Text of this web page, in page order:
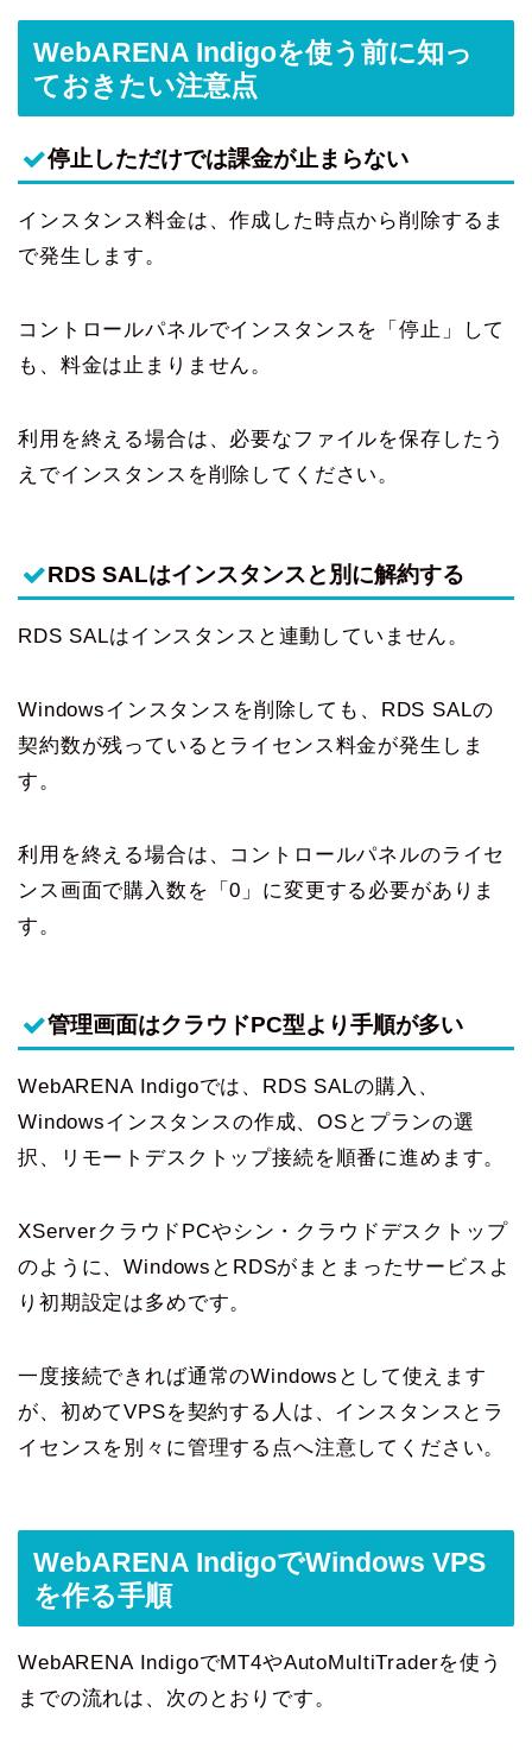
WebARENA Indigoを使う前に知っ
ておきたい注意点
停止しただけでは課金が止まらない
インスタンス料金は、作成した時点から削除するま
で発生します。
コントロールパネルでインスタンスを「停止」して
も、料金は止まりません。
利用を終える場合は、必要なファイルを保存したう
えでインスタンスを削除してください。
RDS SALはインスタンスと別に解約する
RDS SALはインスタンスと連動していません。
Windowsインスタンスを削除しても、RDS SALの
契約数が残っているとライセンス料金が発生しま
す。
利用を終える場合は、コントロールパネルのライセ
ンス画面で購入数を「0」に変更する必要がありま
す。
管理画面はクラウドPC型より手順が多い
WebARENA Indigoでは、RDS SALの購入、
Windowsインスタンスの作成、OSとプランの選
択、リモートデスクトップ接続を順番に進めます。
XServerクラウドPCやシン・クラウドデスクトップ
のように、WindowsとRDSがまとまったサービスよ
り初期設定は多めです。
一度接続できれば通常のWindowsとして使えます
が、初めてVPSを契約する人は、インスタンスとラ
イセンスを別々に管理する点へ注意してください。
WebARENA IndigoでWindows VPS
を作る手順
WebARENA IndigoでMT4やAutoMultiTraderを使う
までの流れは、次のとおりです。